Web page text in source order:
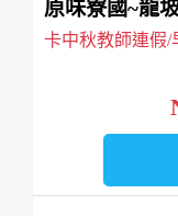
原味寮國~龍
卡中秋教師連假/